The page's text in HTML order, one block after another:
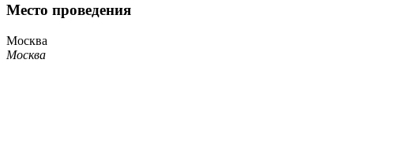
Место проведения
Москва
Москва